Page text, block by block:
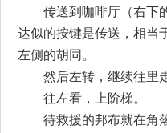
传送到咖啡厅（右下
达似的按键是传送，相当
左侧的胡同。
然后左转，继续往里
往左看，上阶梯。
待救援的邦布就在角